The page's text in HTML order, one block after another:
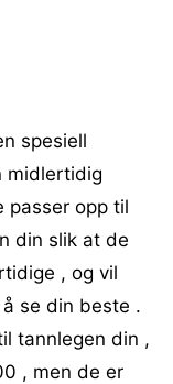
spesiell
midlertidig
passer opp til
din slik at de
, og vil
se din beste .
tannlegen din ,
, men de er